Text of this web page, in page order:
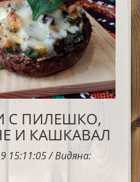
С ПИЛЕШКО,
И КАШКАВАЛ
15:11:05 / Видяна: